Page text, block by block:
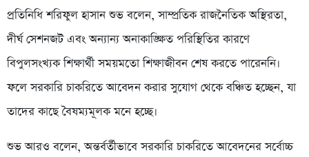
প্রতিনিধি শরিফুল হাসান শুভ বলেন, সাম্প্রতিক রাজনৈতিক অস্থিরতা,
দীর্ঘ সেশনজট এবং অন্যান্য অনাকাঙ্ক্ষিত পরিস্থিতির কারণে
বিপুলসংখ্যক শিক্ষার্থী সময়মতো শিক্ষাজীবন শেষ করতে পারেননি।
ফলে সরকারি চাকরিতে আবেদন করার সুযোগ থেকে বঞ্চিত হচ্ছেন, যা
তাদের কাছে বৈষম্যমূলক মনে হচ্ছে।
শুভ আরও বলেন, অন্তর্বর্তীভাবে সরকারি চাকরিতে আবেদনের সর্বোচ্চ